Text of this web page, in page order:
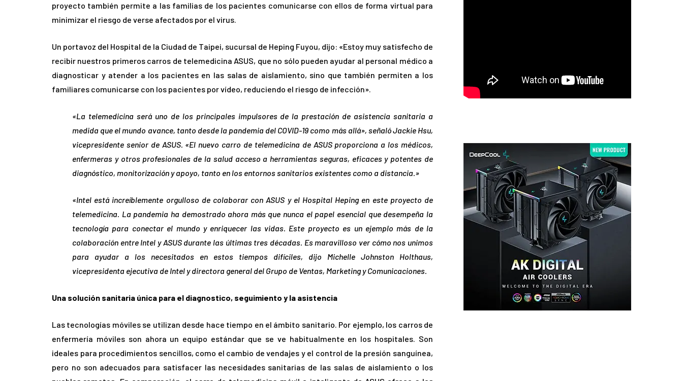
proyecto también permite a las familias de los pacientes comunicarse con ellos de forma virtual para
minimizar el riesgo de verse afectados por el virus.
Un portavoz del Hospital de la Ciudad de Taipei, sucursal de Heping Fuyou, dijo: «Estoy muy satisfecho de
recibir nuestros primeros carros de telemedicina ASUS, que no sólo pueden ayudar al personal médico a
diagnosticar y atender a los pacientes en las salas de aislamiento, sino que también permiten a los
familiares comunicarse con los pacientes por vídeo, reduciendo el riesgo de infección».
«La telemedicina será uno de los principales impulsores de la prestación de asistencia sanitaria a
medida que el mundo avance, tanto desde la pandemia del COVID-19 como más allá», señaló Jackie Hsu,
vicepresidente senior de ASUS. «El nuevo carro de telemedicina de ASUS proporciona a los médicos,
enfermeras y otros profesionales de la salud acceso a herramientas seguras, eficaces y potentes de
diagnóstico, monitorización y apoyo, tanto en los entornos sanitarios existentes como a distancia.»
«Intel está increíblemente orgulloso de colaborar con ASUS y el Hospital Heping en este proyecto de
telemedicina. La pandemia ha demostrado ahora más que nunca el papel esencial que desempeña la
tecnología para conectar el mundo y enriquecer las vidas. Este proyecto es un ejemplo más de la
colaboración entre Intel y ASUS durante las últimas tres décadas. Es maravilloso ver cómo nos unimos
para ayudar a los necesitados en estos tiempos difíciles, dijo Michelle Johnston Holthaus,
vicepresidenta ejecutiva de Intel y directora general del Grupo de Ventas, Marketing y Comunicaciones.
Una solución sanitaria única para el diagnostico, seguimiento y la asistencia
Las tecnologías móviles se utilizan desde hace tiempo en el ámbito sanitario. Por ejemplo, los carros de
enfermería móviles son ahora un equipo estándar que se ve habitualmente en los hospitales. Son
ideales para procedimientos sencillos, como el cambio de vendajes y el control de la presión sanguínea,
pero no son adecuados para satisfacer las necesidades sanitarias de las salas de aislamiento o los